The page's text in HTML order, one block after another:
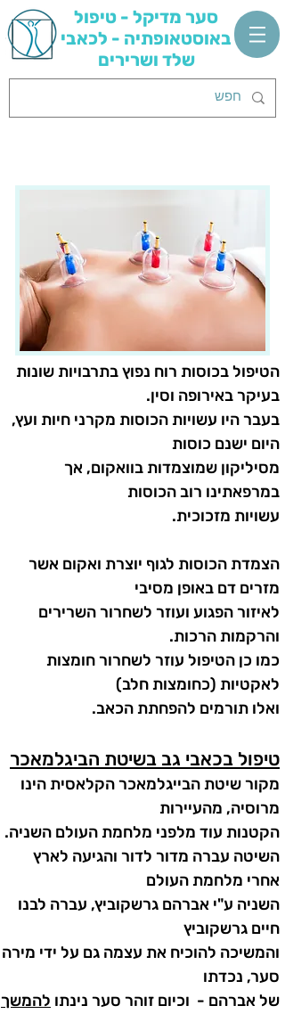
סער מדיקל - טיפול
באוסטאופתיה - לכאבי
שלד ושרירים
הטיפול בכוסות רוח נפוץ בתרבויות שונות
בעיקר באירופה וסין.
בעבר היו עשויות הכוסות מקרני חיות ועץ,
היום ישנם כוסות
מסיליקון שמוצמדות בוואקום, אך
במרפאתינו רוב הכוסות
עשויות מזכוכית.
הצמדת הכוסות לגוף יוצרת ואקום אשר
מזרים דם באופן מסיבי
לאיזור הפגוע ועוזר לשחרור השרירים
והרקמות הרכות.
כמו כן הטיפול עוזר לשחרור חומצות
לאקטיות (כחומצות חלב)
ואלו תורמים להפחתת הכאב.
טיפול בכאבי גב בשיטת הביגלמאכר
מקור שיטת הבייגלמאכר הקלאסית הינו
מרוסיה, מהעיירות
הקטנות עוד מלפני מלחמת העולם השניה.
השיטה עברה מדור לדור והגיעה לארץ
אחרי מלחמת העולם
השניה ע"י אברהם גרשקוביץ, עברה לבנו
חיים גרשקוביץ
והמשיכה להוכיח את עצמה גם על ידי מירה
סער, נכדתו
של אברהם - וכיום זוהר סער נינתו להמשך